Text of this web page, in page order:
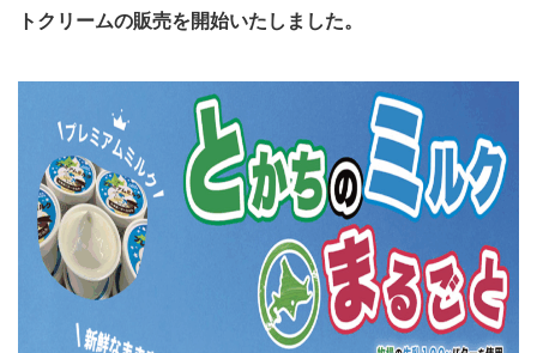
トクリームの販売を開始いたしました。